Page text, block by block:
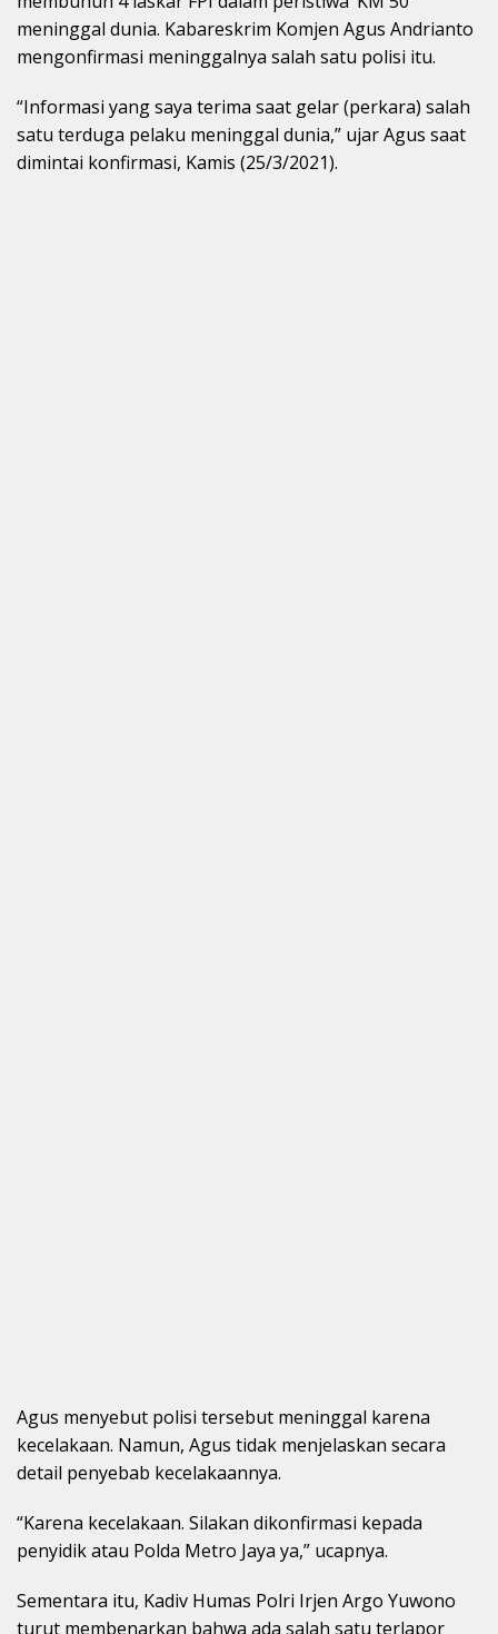
meninggal dunia. Kabareskrim Komjen Agus Andrianto
mengonfirmasi meninggalnya salah satu polisi itu.
“Informasi yang saya terima saat gelar (perkara) salah
satu terduga pelaku meninggal dunia,” ujar Agus saat
dimintai konfirmasi, Kamis (25/3/2021).
Agus menyebut polisi tersebut meninggal karena
kecelakaan. Namun, Agus tidak menjelaskan secara
detail penyebab kecelakaannya.
“Karena kecelakaan. Silakan dikonfirmasi kepada
penyidik atau Polda Metro Jaya ya,” ucapnya.
Sementara itu, Kadiv Humas Polri Irjen Argo Yuwono
turut membenarkan bahwa ada salah satu terlapor